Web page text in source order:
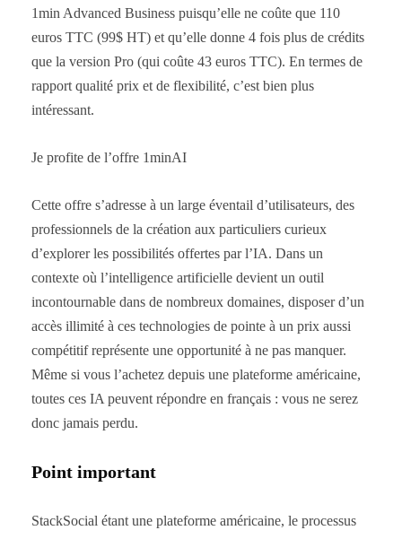
1min Advanced Business puisqu’elle ne coûte que 110
euros TTC (99$ HT) et qu’elle donne 4 fois plus de crédits
que la version Pro (qui coûte 43 euros TTC). En termes de
rapport qualité prix et de flexibilité, c’est bien plus
intéressant.
Je profite de l’offre 1minAI
Cette offre s’adresse à un large éventail d’utilisateurs, des
professionnels de la création aux particuliers curieux
d’explorer les possibilités offertes par l’IA. Dans un
contexte où l’intelligence artificielle devient un outil
incontournable dans de nombreux domaines, disposer d’un
accès illimité à ces technologies de pointe à un prix aussi
compétitif représente une opportunité à ne pas manquer.
Même si vous l’achetez depuis une plateforme américaine,
toutes ces IA peuvent répondre en français : vous ne serez
donc jamais perdu.
Point important
StackSocial étant une plateforme américaine, le processus